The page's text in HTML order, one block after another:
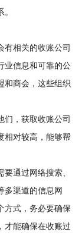
相关的收账公司
业信息和可靠的公
和商会，这些组织
，获取收账公司
相对较高，能够帮
通过网络搜索、
多渠道的信息网
方式，务必要确保
才能确保在收账过